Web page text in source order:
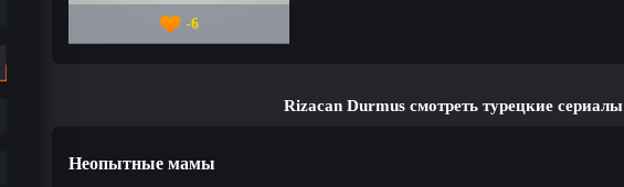
-6
Rizacan Durmus смотреть турецкие сериалы
Неопытные мамы